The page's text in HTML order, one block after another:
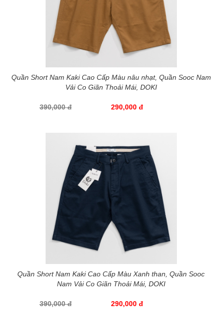
Quần Short Nam Kaki Cao Cấp Màu nâu nhạt, Quần Sooc Nam
Vải Co Giãn Thoải Mái, DOKI
390,000 đ 290,000 đ
Quần Short Nam Kaki Cao Cấp Màu Xanh than, Quần Sooc
Nam Vải Co Giãn Thoải Mái, DOKI
390,000 đ 290,000 đ